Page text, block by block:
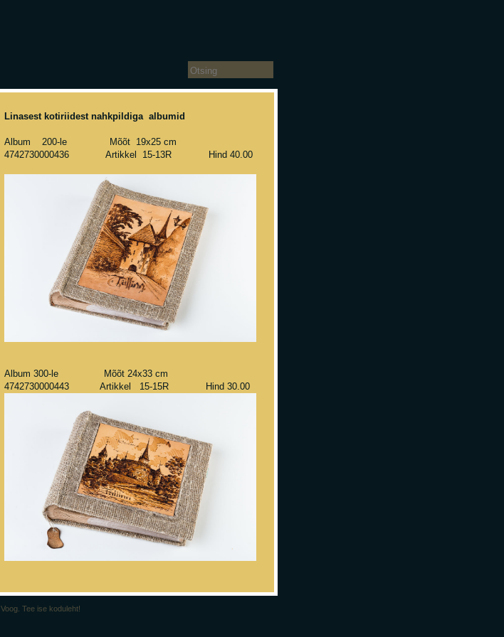
Linasest kotiriidest nahkpildiga albumid
Album 200-le Mõõt 19x25 cm
4742730000436 Artikkel 15-13R Hind 40.00
Album 300-le Mõõt 24x33 cm
4742730000443 Artikkel 15-15R Hind 30.00
Voog. Tee ise koduleht!